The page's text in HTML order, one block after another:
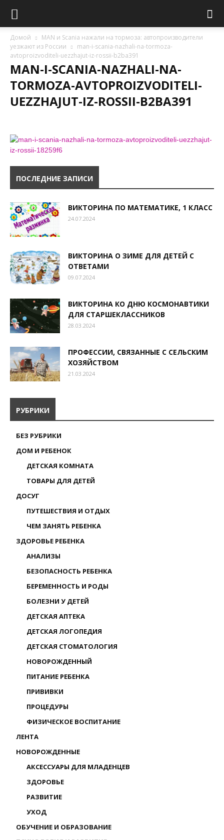
Домой
MAN и Scania нажали на тормоза: автопроизводители
уезжают из России
man-i-scania-nazhali-na-tormoza-
avtoproizvoditeli-uezzhajut-iz-rossii-b2ba391
MAN-I-SCANIA-NAZHALI-NA-
TORMOZA-AVTOPROIZVODITELI-
UEZZHAJUT-IZ-ROSSII-B2BA391
ПОСЛЕДНИЕ ЗАПИСИ
ВИКТОРИНА ПО МАТЕМАТИКЕ, 1 КЛАСС
24.07.2024
ВИКТОРИНА О ЗИМЕ ДЛЯ ДЕТЕЙ С
ОТВЕТАМИ
09.07.2024
ВИКТОРИНА КО ДНЮ КОСМОНАВТИКИ
ДЛЯ СТАРШЕКЛАССНИКОВ
28.03.2024
ПРОФЕССИИ, СВЯЗАННЫЕ С СЕЛЬСКИМ
ХОЗЯЙСТВОМ
21.03.2024
РУБРИКИ
БЕЗ РУБРИКИ
ДОМ И РЕБЕНОК
ДЕТСКАЯ КОМНАТА
ТОВАРЫ ДЛЯ ДЕТЕЙ
ДОСУГ
ПУТЕШЕСТВИЯ И ОТДЫХ
ЧЕМ ЗАНЯТЬ РЕБЕНКА
ЗДОРОВЬЕ РЕБЕНКА
АНАЛИЗЫ
БЕЗОПАСНОСТЬ РЕБЕНКА
БЕРЕМЕННОСТЬ И РОДЫ
БОЛЕЗНИ У ДЕТЕЙ
ДЕТСКАЯ АПТЕКА
ДЕТСКАЯ ЛОГОПЕДИЯ
ДЕТСКАЯ СТОМАТОЛОГИЯ
НОВОРОЖДЕННЫЙ
ПИТАНИЕ РЕБЕНКА
ПРИВИВКИ
ПРОЦЕДУРЫ
ФИЗИЧЕСКОЕ ВОСПИТАНИЕ
ЛЕНТА
НОВОРОЖДЕННЫЕ
АКСЕССУАРЫ ДЛЯ МЛАДЕНЦЕВ
ЗДОРОВЬЕ
РАЗВИТИЕ
УХОД
ОБУЧЕНИЕ И ОБРАЗОВАНИЕ